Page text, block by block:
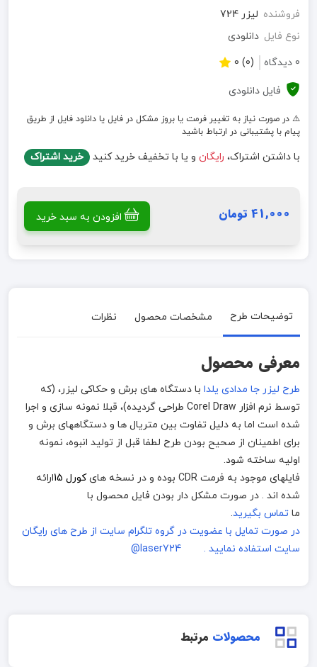
فروشنده لیزر 724
نوع فایل دانلودی
0 دیدگاه
(0) 0
فایل دانلودی
⚠️ در صورت نیاز به تغییر فرمت یا بروز مشکل در فایل یا دانلود فایل از طریق
پیام با پشتیبانی در ارتباط باشید
با داشتن اشتراک، رایگان و یا با تخفیف خرید کنید خرید اشتراک
41,000 تومان افزودن به سبد خرید
توضیحات طرح مشخصات محصول نظرات
معرفی محصول
طرح لیزر جا مدادی یلدا با دستگاه های برش و حکاکی لیزر، (که
توسط نرم افزار Corel Draw طراحی گردیده)، قبلا نمونه سازی و اجرا
شده است اما به دلیل تفاوت بین متریال ها و دستگاههای برش و
برای اطمینان از صحیح بودن طرح لطفا قبل از تولید انبوه، نمونه
اولیه ساخته شود.
فایلهای موجود به فرمت CDR بوده و در نسخه های
کورل 15
ارائه
شده اند . در صورت مشکل دار بودن فایل محصول با
ما تماس بگیرید.
در صورت تمایل با عضویت در گروه تلگرام سایت از طرح های رایگان
سایت استفاده نمایید . laser724@
محصولات مرتبط